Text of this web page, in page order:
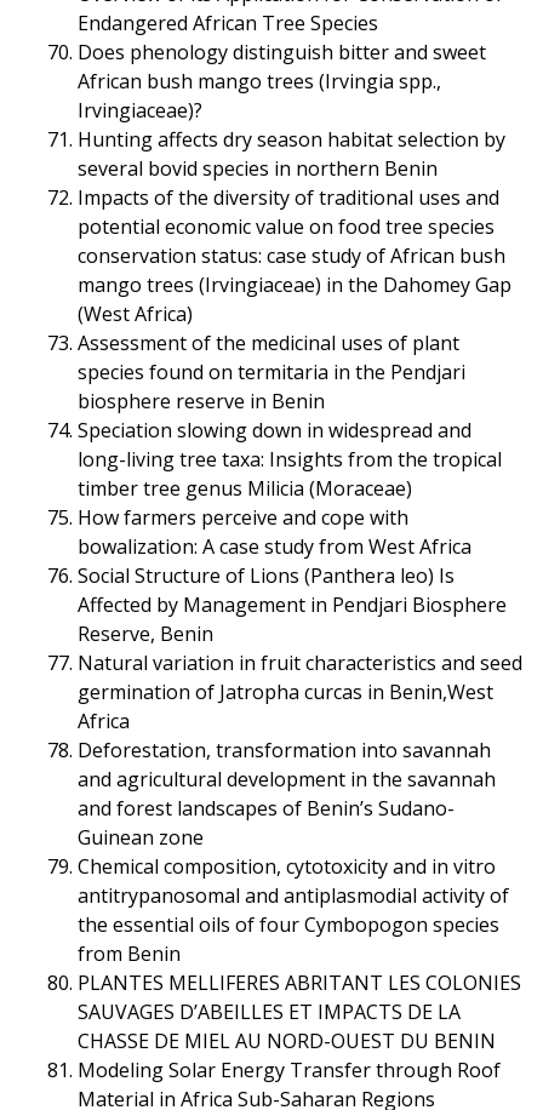
Endangered African Tree Species
Does phenology distinguish bitter and sweet
African bush mango trees (Irvingia spp.,
Irvingiaceae)?
Hunting affects dry season habitat selection by
several bovid species in northern Benin
Impacts of the diversity of traditional uses and
potential economic value on food tree species
conservation status: case study of African bush
mango trees (Irvingiaceae) in the Dahomey Gap
(West Africa)
Assessment of the medicinal uses of plant
species found on termitaria in the Pendjari
biosphere reserve in Benin
Speciation slowing down in widespread and
long-living tree taxa: Insights from the tropical
timber tree genus Milicia (Moraceae)
How farmers perceive and cope with
bowalization: A case study from West Africa
Social Structure of Lions (Panthera leo) Is
Affected by Management in Pendjari Biosphere
Reserve, Benin
Natural variation in fruit characteristics and seed
germination of Jatropha curcas in Benin,West
Africa
Deforestation, transformation into savannah
and agricultural development in the savannah
and forest landscapes of Benin’s Sudano-
Guinean zone
Chemical composition, cytotoxicity and in vitro
antitrypanosomal and antiplasmodial activity of
the essential oils of four Cymbopogon species
from Benin
PLANTES MELLIFERES ABRITANT LES COLONIES
SAUVAGES D’ABEILLES ET IMPACTS DE LA
CHASSE DE MIEL AU NORD-OUEST DU BENIN
Modeling Solar Energy Transfer through Roof
Material in Africa Sub-Saharan Regions